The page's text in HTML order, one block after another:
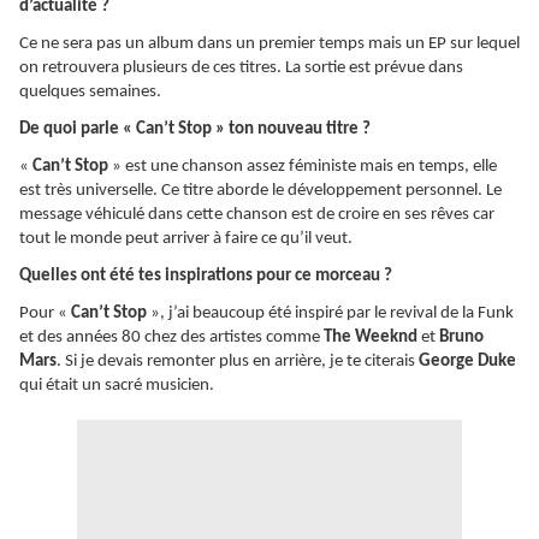
d’actualité ?
Ce ne sera pas un album dans un premier temps mais un EP sur lequel
on retrouvera plusieurs de ces titres. La sortie est prévue dans
quelques semaines.
De quoi parle « Can’t Stop » ton nouveau titre ?
« Can’t Stop » est une chanson assez féministe mais en temps, elle
est très universelle. Ce titre aborde le développement personnel. Le
message véhiculé dans cette chanson est de croire en ses rêves car
tout le monde peut arriver à faire ce qu’il veut.
Quelles ont été tes inspirations pour ce morceau ?
Pour « Can’t Stop », j’ai beaucoup été inspiré par le revival de la Funk
et des années 80 chez des artistes comme The Weeknd et Bruno
Mars. Si je devais remonter plus en arrière, je te citerais George Duke
qui était un sacré musicien.